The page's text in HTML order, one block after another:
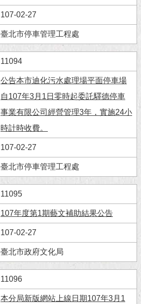
107-02-27
臺北市停車管理工程處
11094
公告本市迪化污水處理場平面停車場
自107年3月1日零時起委託驛德停車
事業有限公司經營管理3年，實施24小
時計時收費。
107-02-27
臺北市停車管理工程處
11095
107年度第1期藝文補助結果公告
107-02-27
臺北市政府文化局
11096
本分局新版網站上線日期107年3月1